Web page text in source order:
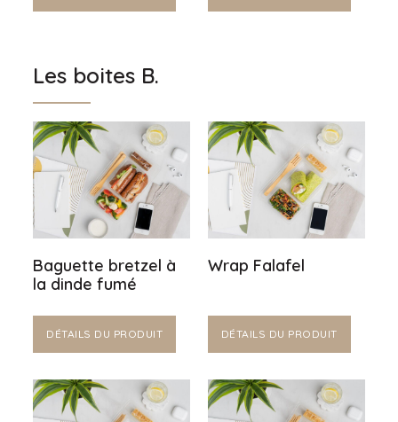
Les boites B.
Baguette bretzel à
la dinde fumé
DÉTAILS DU PRODUIT
Wrap Falafel
DÉTAILS DU PRODUIT